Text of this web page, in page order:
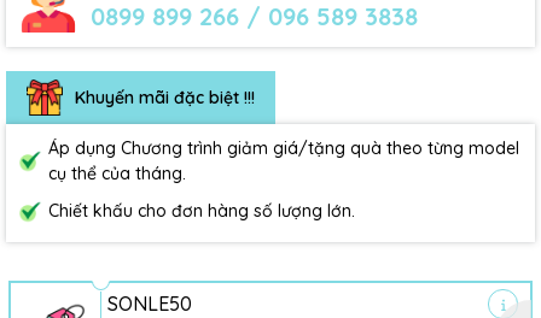
0899 899 266 / 096 589 3838
Khuyến mãi đặc biệt !!!
Áp dụng Chương trình giảm giá/tặng quà theo từng model
cụ thể của tháng.
Chiết khấu cho đơn hàng số lượng lớn.
SONLE50